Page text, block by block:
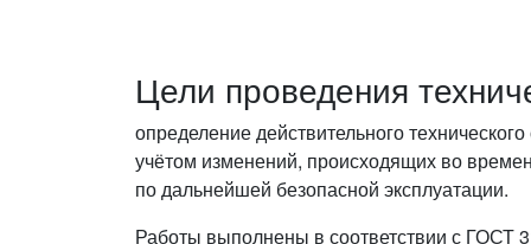
Цели проведения
определение действительного
учётом изменений, происходящих во
по дальнейшей безопасной эксплуатации.
Работы выполнены в соответствии с ГОСТ